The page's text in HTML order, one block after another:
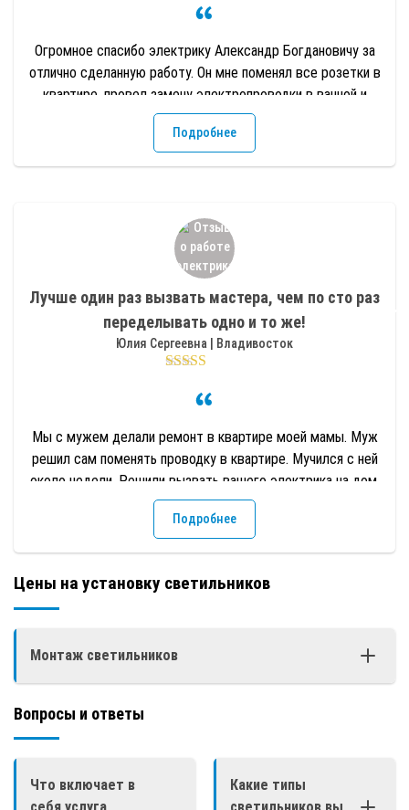
Огромное спасибо электрику Александр Богдановичу за
отлично сделанную работу. Он мне поменял все розетки в
квартире, провел замену электропроводки в ванной и
туалете, провел провода в комнату. Короче мороки было
много, но он все сделал быстро и качественно. Я очень
Подробнее
Лучше один раз вызвать мастера, чем по сто раз
переделывать одно и то же!
Юлия Сергеевна | Владивосток
Мы с мужем делали ремонт в квартире моей мамы. Муж
решил сам поменять проводку в квартире. Мучился с ней
около недели. Решили вызвать вашего электрика на дом.
Мастер приехал очень быстро, осмотрел объем работ.
Переделывал он работу 2 часа. Сделал все качественно,
Подробнее
Цены на установку светильников
Монтаж светильников
Наименование
Подключение точечного
Вопросы и ответы
Что включает в
Какие типы